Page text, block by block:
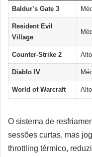
Baldur’s Gate 3
Resident Evil
Village
Counter-Strike 2
Diablo IV
World of Warcraft
O sistema de
sessões curtas, mas
throttling térmico,